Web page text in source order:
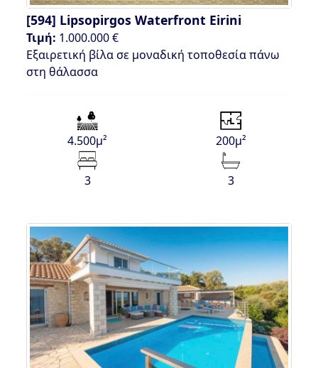
[594] Lipsopirgos Waterfront Eirini
Τιμή: 1.000.000 €
Εξαιρετική βίλα σε μοναδική τοποθεσία πάνω
στη θάλασσα
4.500μ² 200μ²
3 3